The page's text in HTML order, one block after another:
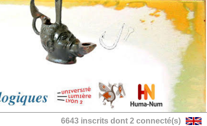
6643 inscrits dont 2 connecté(s)